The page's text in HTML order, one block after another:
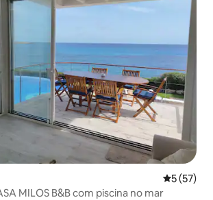
5 de uma
5 (57)
MILOS B&B com piscina no mar